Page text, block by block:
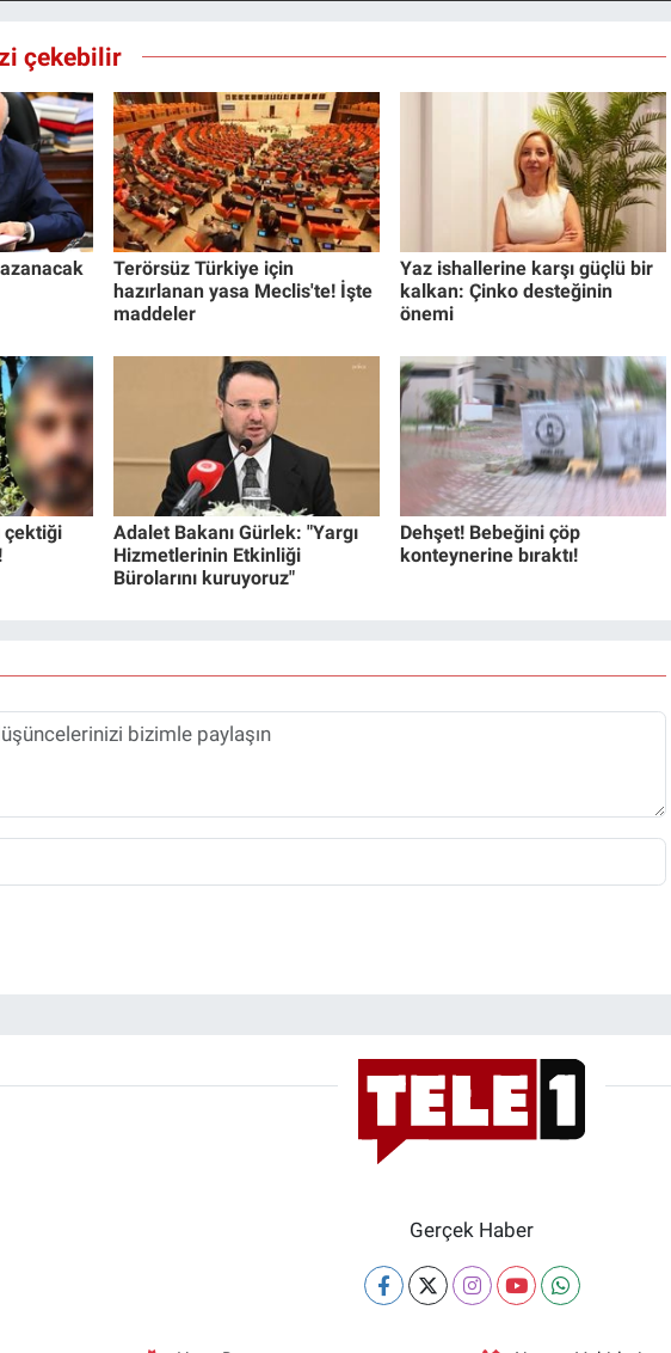
çekebilir
Terörsüz Türkiye için
hazırlanan yasa Meclis'te! İşte
maddeler
Yaz ishallerine karşı güçlü bir
kalkan: Çinko desteğinin
önemi
çektiği
Adalet Bakanı Gürlek: "Yargı
Hizmetlerinin Etkinliği
Bürolarını kuruyoruz"
Dehşet! Bebeğini çöp
konteynerine bıraktı!
Gerçek Haber